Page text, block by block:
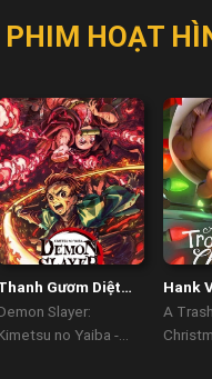
PHIM HOẠT
Gươm Diệt
Núi Nhện Nada
Slayer:
no Yaiba -
Hank
Chở
A